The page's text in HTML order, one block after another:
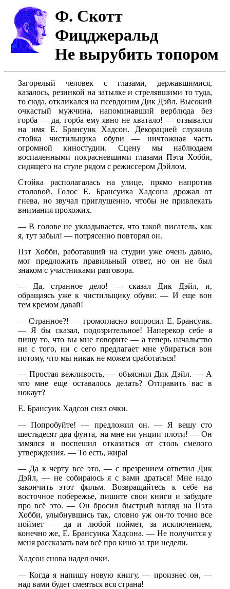
Ф. Скотт
Фицджеральд
Не вырубить топором
Загорелый человек с глазами, державшимися,
казалось, резинкой на затылке и стрелявшими то туда,
то сюда, откликался на псевдоним Дик Дэйл. Высокий
очкастый мужчина, напоминавший верблюда без
горба — да, горба ему явно не хватало! — отзывался
на имя Е. Брансуик Хадсон. Декорацией служила
стойка чистильщика обуви — ничтожная часть
огромной киностудии. Сцену мы наблюдаем
воспаленными покрасневшими глазами Пэта Хобби,
сидящего на стуле рядом с режиссером Дэйлом.
Стойка располагалась на улице, прямо напротив
столовой. Голос Е. Брансуика Хадсона дрожал от
гнева, но звучал приглушенно, чтобы не привлекать
внимания прохожих.
— В голове не укладывается, что такой писатель, как
я, тут забыл! — потрясенно повторял он.
Пэт Хобби, работавший на студии уже очень давно,
мог предложить правильный ответ, но он не был
знаком с участниками разговора.
— Да, странное дело! — сказал Дик Дэйл, и,
обращаясь уже к чистильщику обуви: — И еще вон
тем кремом давай!
— Странное?! — громогласно вопросил Е. Брансуик.
— Я бы сказал, подозрительное! Наперекор себе я
пишу то, что вы мне говорите — а теперь начальство
ни с того, ни с сего предлагает мне убираться вон
потому, что мы никак не можем сработаться!
— Простая вежливость, — объяснил Дик Дэйл. — А
что мне еще оставалось делать? Отправить вас в
нокаут?
E. Брансуик Хадсон снял очки.
— Попробуйте! — предложил он. — Я вешу сто
шестьдесят два фунта, на мне ни унции плоти! — Он
замялся и поспешил отказаться от столь смелого
утверждения. — То есть, жира!
— Да к черту все это, — с презрением ответил Дик
Дэйл, — не собираюсь я с вами драться! Мне надо
закончить этот фильм. Возвращайтесь к себе на
восточное побережье, пишите свои книги и забудьте
про всё это. — Он бросил быстрый взгляд на Пэта
Хобби, улыбнувшись так, словно уж он-то точно все
поймет — да и любой поймет, за исключением,
конечно же, E. Брансуика Хадсона. — Не получится у
меня рассказать вам всё про кино за три недели.
Хадсон снова надел очки.
— Когда я напишу новую книгу, — произнес он, —
над вами будет смеяться вся страна!